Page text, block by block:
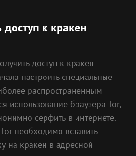
доступ к кракен
доступ к кракен
настроить специальные
распространенным
использование браузера Tor,
серфить в интернете.
необходимо вставить
на кракен в адресной